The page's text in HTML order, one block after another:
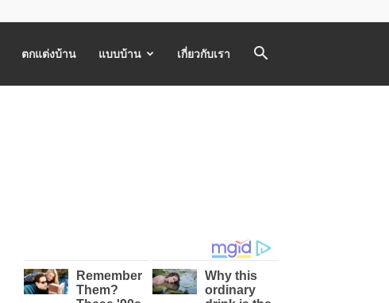
ตกแต่งบ้าน แบบบ้าน เกี่ยวกับเรา